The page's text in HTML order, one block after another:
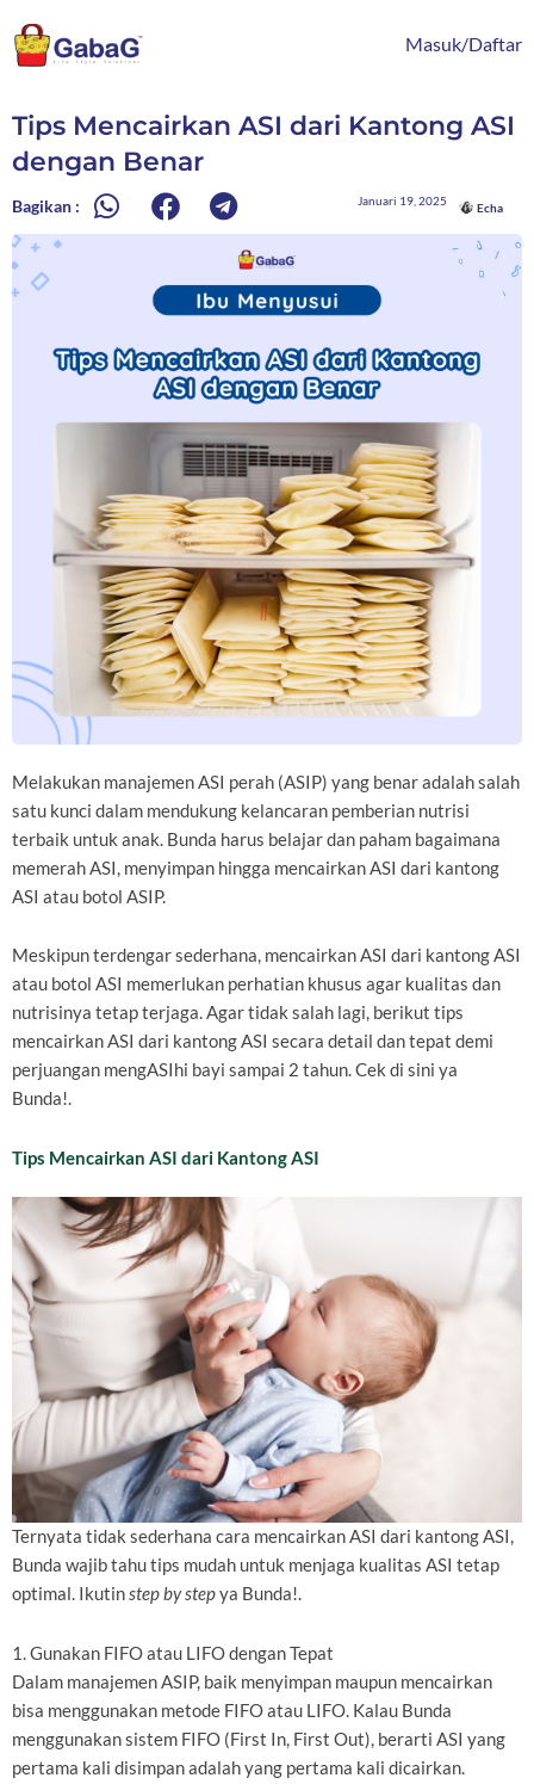
ke
konten
Masuk/Daftar
Tips Mencairkan ASI dari Kantong ASI
dengan Benar
Bagikan : Januari 19, 2025
Echa
Melakukan manajemen ASI perah (ASIP) yang benar adalah salah
satu kunci dalam mendukung kelancaran pemberian nutrisi
terbaik untuk anak. Bunda harus belajar dan paham bagaimana
memerah ASI, menyimpan hingga mencairkan ASI dari kantong
ASI atau botol ASIP.
Meskipun terdengar sederhana, mencairkan ASI dari kantong ASI
atau botol ASI memerlukan perhatian khusus agar kualitas dan
nutrisinya tetap terjaga. Agar tidak salah lagi, berikut tips
mencairkan ASI dari kantong ASI secara detail dan tepat demi
perjuangan mengASIhi bayi sampai 2 tahun. Cek di sini ya
Bunda!.
Tips Mencairkan ASI dari Kantong ASI
Ternyata tidak sederhana cara mencairkan ASI dari kantong ASI,
Bunda wajib tahu tips mudah untuk menjaga kualitas ASI tetap
optimal. Ikutinstep by stepya Bunda!.
1. Gunakan FIFO atau LIFO dengan Tepat
Dalam manajemen ASIP, baik menyimpan maupun mencairkan
bisa menggunakan metode FIFO atau LIFO. Kalau Bunda
menggunakan sistem FIFO (First In, First Out), berarti ASI yang
pertama kali disimpan adalah yang pertama kali dicairkan.